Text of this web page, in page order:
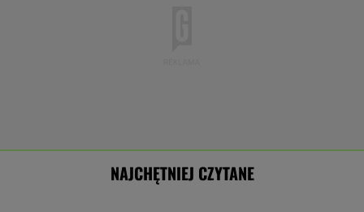
NAJCHĘTNIEJ CZYTANE